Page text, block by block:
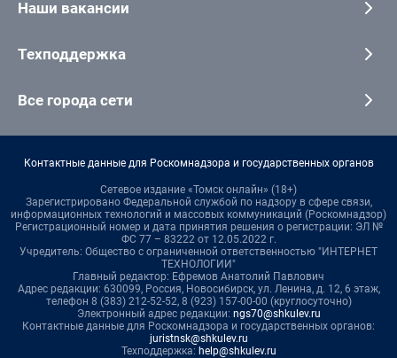
Наши вакансии
Техподдержка
Все города сети
Контактные данные для Роскомнадзора и государственных органов
Сетевое издание «Томск онлайн» (18+)
Зарегистрировано Федеральной службой по надзору в сфере связи,
информационных технологий и массовых коммуникаций (Роскомнадзор)
Регистрационный номер и дата принятия решения о регистрации: ЭЛ №
ФС 77 – 83222 от 12.05.2022 г.
Учредитель: Общество с ограниченной ответственностью "ИНТЕРНЕТ
ТЕХНОЛОГИИ"
Главный редактор: Ефремов Анатолий Павлович
Адрес редакции: 630099, Россия, Новосибирск, ул. Ленина, д. 12, 6 этаж,
телефон 8 (383) 212-52-52, 8 (923) 157-00-00 (круглосуточно)
Электронный адрес редакции: ngs70@shkulev.ru
Контактные данные для Роскомнадзора и государственных органов:
juristnsk@shkulev.ru
Техподдержка: help@shkulev.ru